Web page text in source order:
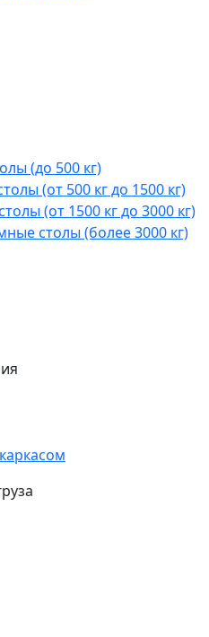
(до 500 кг)
(от 500 кг до 1500 кг)
(от 1500 кг до 3000 кг)
столы (более 3000 кг)